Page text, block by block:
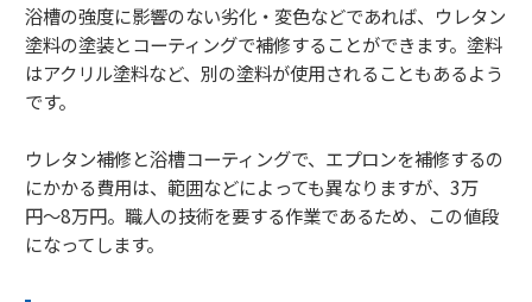
浴槽の強度に影響のない劣化・変色などであれば、ウレタン
塗料の塗装とコーティングで補修することができます。塗料
はアクリル塗料など、別の塗料が使用されることもあるよう
です。
ウレタン補修と浴槽コーティングで、エプロンを補修するの
にかかる費用は、範囲などによっても異なりますが、3万
円〜8万円。職人の技術を要する作業であるため、この値段
になってします。